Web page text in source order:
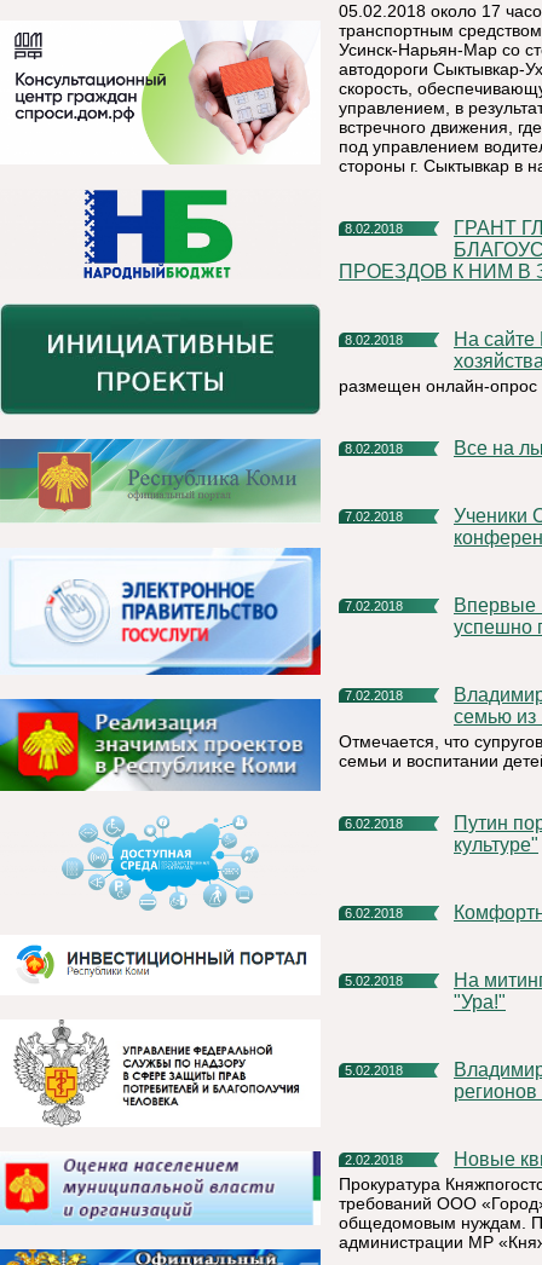
05.02.2018 около 17
транспортным
Усинск-Нарьян-Мар со
автодороги Сыктывкар-
скорость,
управлением, в
встречного движения,
под управлением
стороны г. Сыктывкар в
8.02.2018
ГРАНТ ГЛАВЫ РЕСПУБЛИКИ КОМИ ЗА ЛУЧШЕЕ
ПРОЕЗДОВ К НИМ
8.02.2018
На сайте Министерства энергетики, жилищно-коммунального
размещен онлайн-опрос
8.02.2018 Все на
7.02.2018
Ученики СОШ №2 г. Емва стали призерами республиканской
7.02.2018
Впервые все сдавшие подписи кандидаты в президенты
успешно
7.02.2018
Владимир Путин наградил орденом «Родительская слава»
семью из
Отмечается, что
семьи и воспитании
6.02.2018
Путин поручил к 1 июля подготовить проект закона "О
культуре"
6.02.2018
5.02.2018
На митинге в честь Года культуры не смолкало громогласное
"Ура!"
5.02.2018
Владимир Путин предложил перераспределить расходы
регионов
2.02.2018 Новые
Прокуратура
требований ООО
общедомовым нуждам.
администрации МР